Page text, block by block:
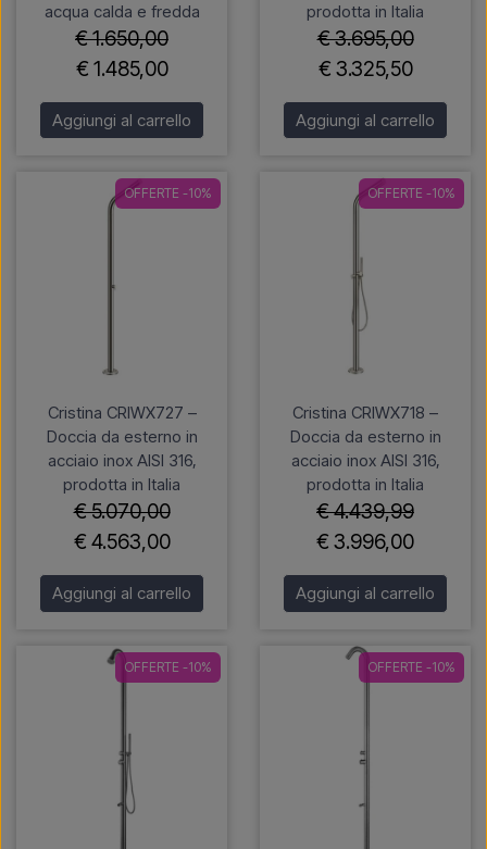
acqua calda e fredda
€ 1.650,00
€ 1.485,00
Aggiungi al carrello
prodotta in Italia
€ 3.695,00
€ 3.325,50
Aggiungi al carrello
OFFERTE -10%
Cristina CRIWX727 –
Doccia da esterno in
acciaio inox AISI 316,
prodotta in Italia
€ 5.070,00
€ 4.563,00
Aggiungi al carrello
OFFERTE -10%
Cristina CRIWX718 –
Doccia da esterno in
acciaio inox AISI 316,
prodotta in Italia
€ 4.439,99
€ 3.996,00
Aggiungi al carrello
OFFERTE -10% OFFERTE -10%